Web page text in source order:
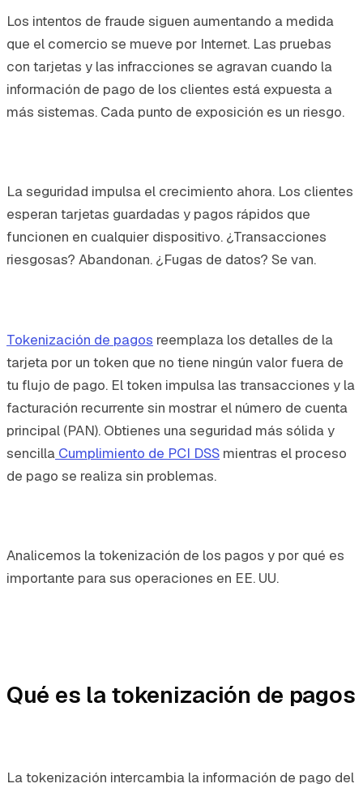
Los intentos de fraude siguen aumentando a medida
que el comercio se mueve por Internet. Las pruebas
con tarjetas y las infracciones se agravan cuando la
información de pago de los clientes está expuesta a
más sistemas. Cada punto de exposición es un riesgo.
La seguridad impulsa el crecimiento ahora. Los clientes
esperan tarjetas guardadas y pagos rápidos que
funcionen en cualquier dispositivo. ¿Transacciones
riesgosas? Abandonan. ¿Fugas de datos? Se van.
Tokenización de pagos reemplaza los detalles de la
tarjeta por un token que no tiene ningún valor fuera de
tu flujo de pago. El token impulsa las transacciones y la
facturación recurrente sin mostrar el número de cuenta
principal (PAN). Obtienes una seguridad más sólida y
sencilla Cumplimiento de PCI DSS mientras el proceso
de pago se realiza sin problemas.
Analicemos la tokenización de los pagos y por qué es
importante para sus operaciones en EE. UU.
Qué es la tokenización de pagos
La tokenización intercambia la información de pago del